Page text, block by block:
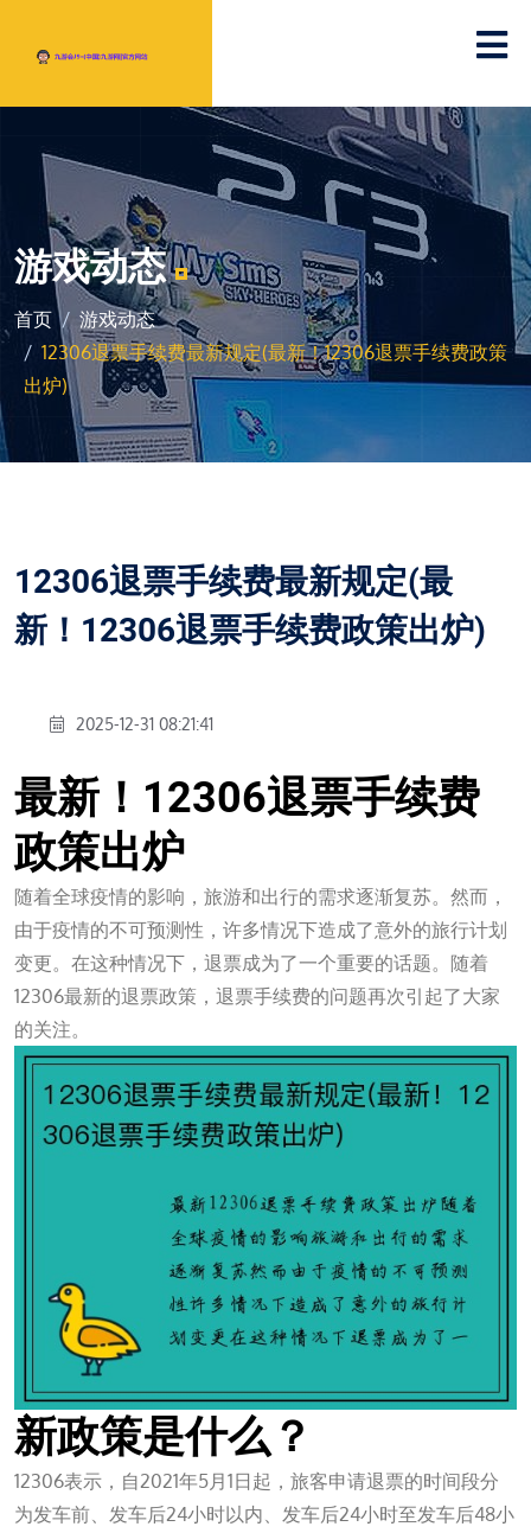
游戏动态
首页
游戏动态
12306退票手续费最新规定(最新！12306退票手续费政策
出炉)
12306退票手续费最新规定(最
新！12306退票手续费政策出炉)
2025-12-31 08:21:41
最新！12306退票手续费
政策出炉
随着全球疫情的影响，旅游和出行的需求逐渐复苏。然而，
由于疫情的不可预测性，许多情况下造成了意外的旅行计划
变更。在这种情况下，退票成为了一个重要的话题。随着
12306最新的退票政策，退票手续费的问题再次引起了大家
的关注。
新政策是什么？
12306表示，自2021年5月1日起，旅客申请退票的时间段分
为发车前、发车后24小时以内、发车后24小时至发车后48小